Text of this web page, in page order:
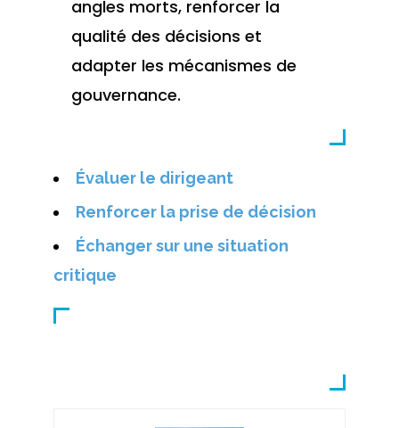
angles morts, renforcer la
qualité des décisions et
adapter les mécanismes de
gouvernance.
Évaluer le dirigeant
Renforcer la prise de décision
Échanger sur une situation
critique